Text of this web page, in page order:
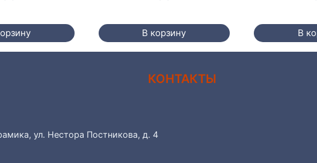
В корзину В
КОНТАКТЫ
ул. Нестора Постникова, д. 4